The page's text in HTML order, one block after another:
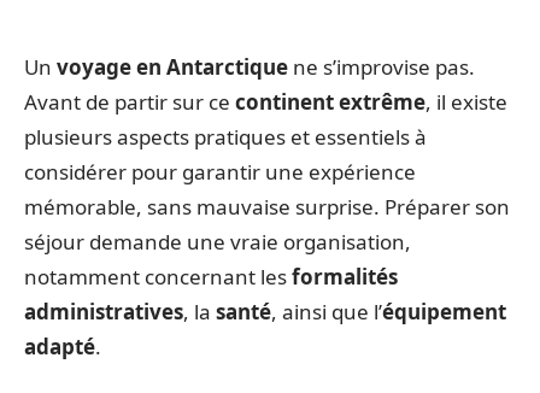
Un voyage en Antarctique ne s’improvise pas.
Avant de partir sur ce continent extrême, il existe
plusieurs aspects pratiques et essentiels à
considérer pour garantir une expérience
mémorable, sans mauvaise surprise. Préparer son
séjour demande une vraie organisation,
notamment concernant lesformalités
administratives, la santé, ainsi que l’équipement
adapté.